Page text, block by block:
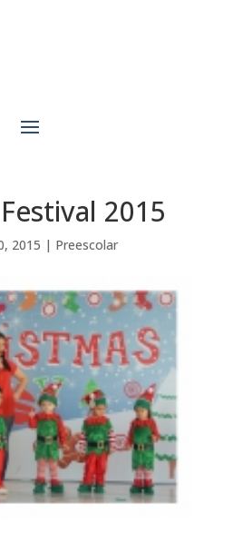
2015
2015 | Preescolar